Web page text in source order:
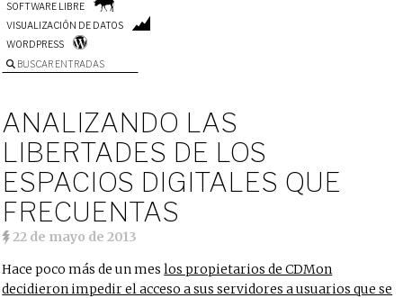
SOFTWARE LIBRE
VISUALIZACIÓN DE DATOS
WORDPRESS
BUSCAR ENTRADAS
ANALIZANDO LAS
LIBERTADES DE LOS
ESPACIOS DIGITALES QUE
FRECUENTAS
22 de mayo de 2013
Hace poco más de un meslos propietarios de CDMon
decidieron impedir el acceso a sus servidores a usuarios que se